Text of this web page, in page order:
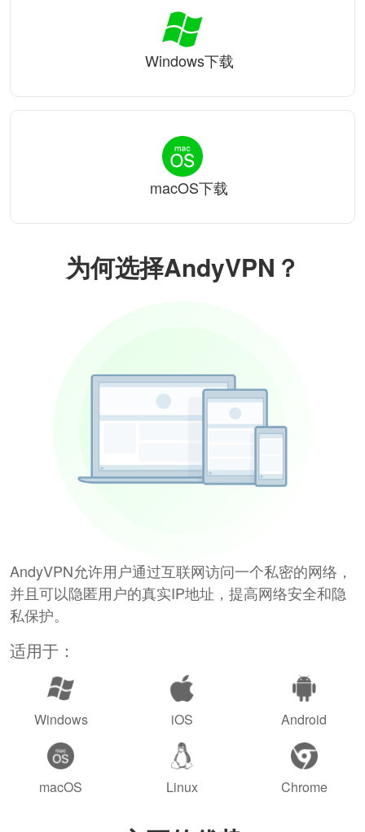
为何选择AndyVPN？
AndyVPN允许用户通过互联网访问一个私密的网络，
并且可以隐匿用户的真实IP地址，提高网络安全和隐
私保护。
适用于：
Windows iOS Android
macOS Linux Chrome
Windows下载
macOS下载